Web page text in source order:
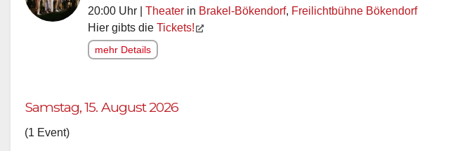
20:00 Uhr | Theater in Brakel-Bökendorf, Freilichtbühne Bökendorf
Hier gibts die Tickets!
mehr Details
Samstag, 15. August 2026
(1 Event)